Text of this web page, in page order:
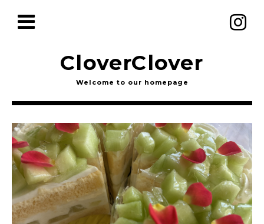
CloverClover
Welcome to our homepage